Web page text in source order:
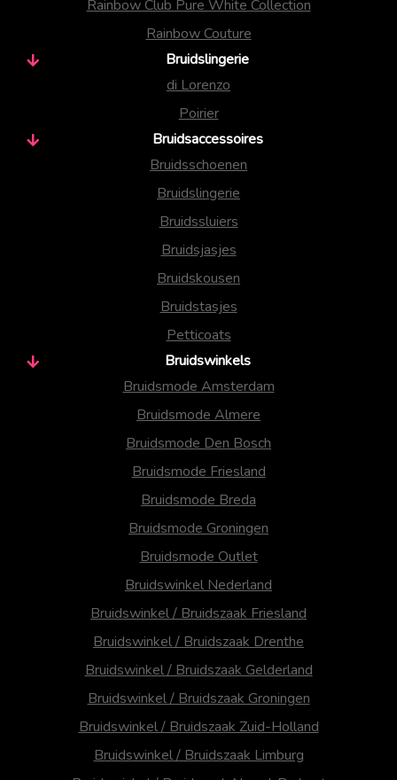
Rainbow Club Pure White Collection
Rainbow Couture
Bruidslingerie
di Lorenzo
Poirier
Bruidsaccessoires
Bruidsschoenen
Bruidslingerie
Bruidssluiers
Bruidsjasjes
Bruidskousen
Bruidstasjes
Petticoats
Bruidswinkels
Bruidsmode Amsterdam
Bruidsmode Almere
Bruidsmode Den Bosch
Bruidsmode Friesland
Bruidsmode Breda
Bruidsmode Groningen
Bruidsmode Outlet
Bruidswinkel Nederland
Bruidswinkel / Bruidszaak Friesland
Bruidswinkel / Bruidszaak Drenthe
Bruidswinkel / Bruidszaak Gelderland
Bruidswinkel / Bruidszaak Groningen
Bruidswinkel / Bruidszaak Zuid-Holland
Bruidswinkel / Bruidszaak Limburg